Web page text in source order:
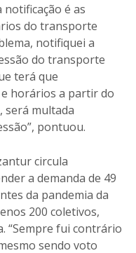
é as
do transporte
notifiquei a
do transporte
terá que
horários a partir do
será multada
pontuou.
circula
a demanda de 49
da pandemia da
200 coletivos,
“Sempre fui contrário
sendo voto